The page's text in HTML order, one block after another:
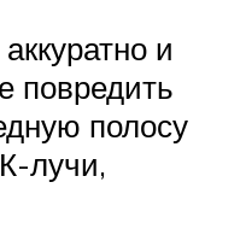
и
повредить
полосу
лучи,